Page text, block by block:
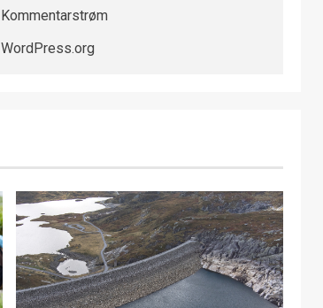
Kommentarstrøm
WordPress.org